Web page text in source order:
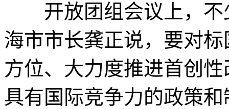
开放团组会议上，不
海市市长龚正说，要对
方位、大力度推进首创
具有国际竞争力的政策